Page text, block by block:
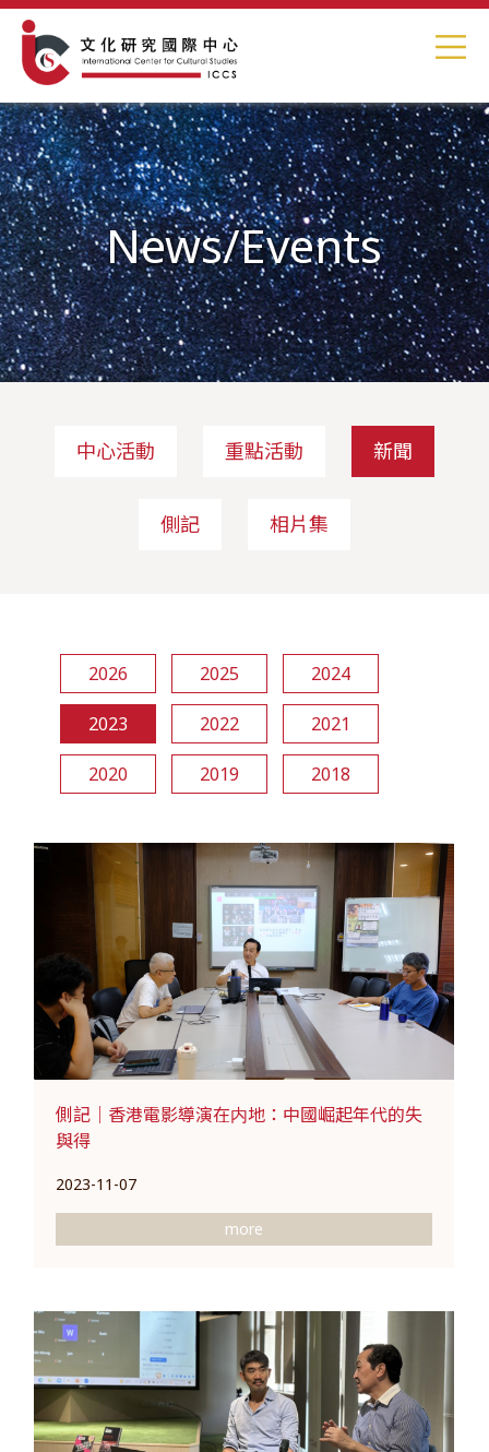
News/Events
中心活動 重點活動 新聞
側記 相片集
2026 2025 2024
2023 2022 2021
2020 2019 2018
側記｜香港電影導演在内地：中國崛起年代的失
與得
2023-11-07
more